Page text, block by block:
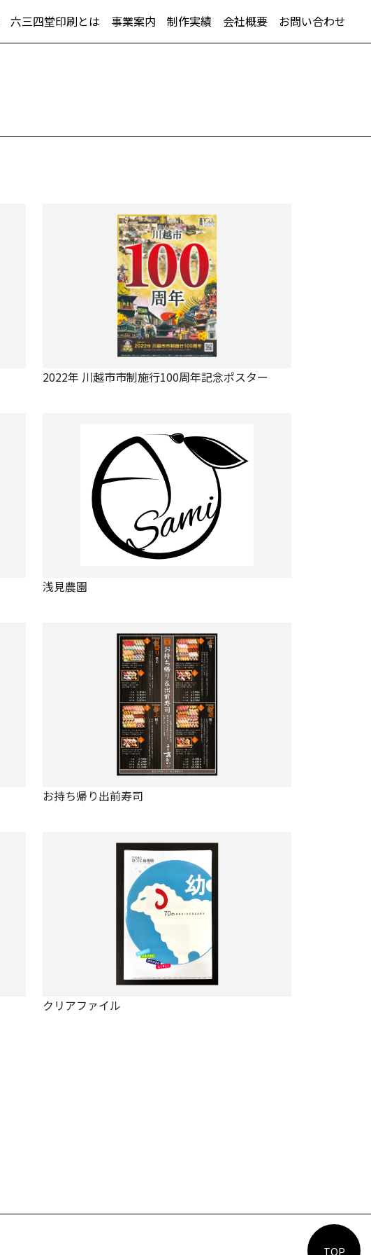
六三四堂印刷とは 事業案内 制作実績 会社概要 お問い合わせ
2022年 川越市市制施行100周年記念ポスター
浅見農園
お持ち帰り出前寿司
クリアファイル
TOP